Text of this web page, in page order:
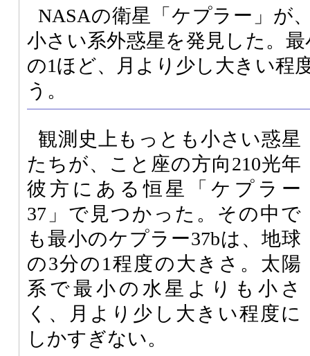
NASAの衛星「ケプラー」が
小さい系外惑星を発見した。
の1ほど、月より少し大きい程
う。
観測史上もっとも小さい惑星
たちが、こと座の方向210光年
彼方にある恒星「ケプラー
37」で見つかった。その中で
も最小のケプラー37bは、地球
の3分の1程度の大きさ。太陽
系で最小の水星よりも小さ
く、月より少し大きい程度に
しかすぎない。